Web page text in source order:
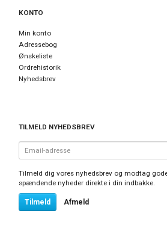
KONTO
Min konto
Adressebog
Ønskeliste
Ordrehistorik
Nyhedsbrev
TILMELD NYHEDSBREV
adresse
Tilmeld dig vores nyhedsbrev og modtag
spændende nyheder direkte i din indbakke.
Tilmeld Afmeld